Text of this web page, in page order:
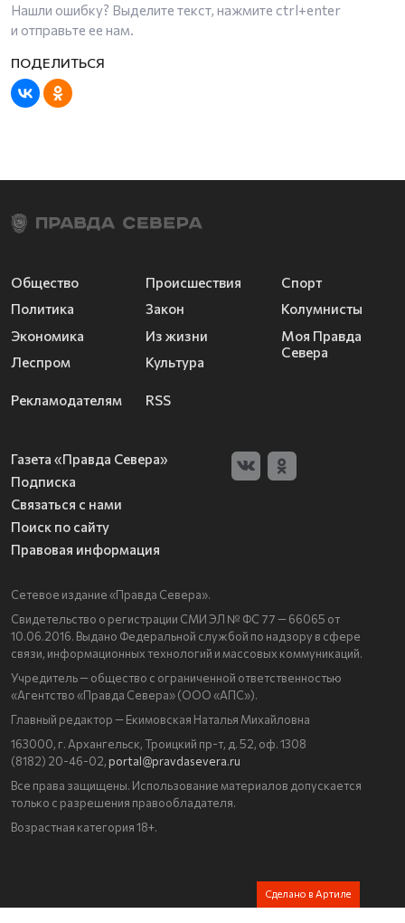
Нашли ошибку? Выделите текст, нажмите ctrl+enter
и отправьте ее нам.
Общество
Политика
Экономика
Леспром
Происшествия
Закон
Из жизни
Культура
Спорт
Колумнисты
Моя Правда
Севера
Рекламодателям RSS
Газета «Правда Севера»
Подписка
Связаться с нами
Поиск по сайту
Правовая информация
Сетевое издание «Правда Севера».
Свидетельство о регистрации СМИ ЭЛ № ФС 77 — 66065 от
10.06.2016. Выдано Федеральной службой по надзору в сфере
связи, информационных технологий и массовых коммуникаций.
Учредитель — общество с ограниченной ответственностью
«Агентство «Правда Севера» (ООО «АПС»).
Главный редактор — Екимовская Наталья Михайловна
163000, г. Архангельск, Троицкий пр-т, д. 52, оф. 1308
(8182) 20-46-02, portal@pravdasevera.ru
Все права защищены. Использование материалов допускается
только с разрешения правообладателя.
Возрастная категория 18+.
Сделано в Артиле